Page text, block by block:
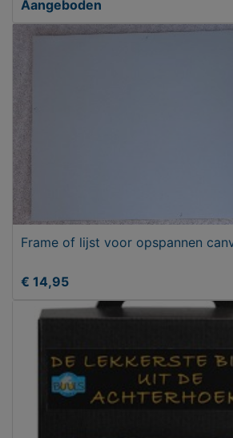
Aangeboden
Frame of lijst voor opspannen
€ 14,95